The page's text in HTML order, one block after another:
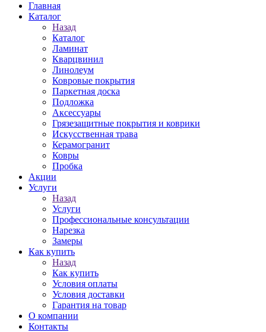
Главная
Каталог
Назад
Каталог
Ламинат
Кварцвинил
Линолеум
Ковровые покрытия
Паркетная доска
Подложка
Аксессуары
Грязезащитные покрытия и коврики
Искусственная трава
Керамогранит
Ковры
Пробка
Акции
Услуги
Назад
Услуги
Профессиональные консультации
Нарезка
Замеры
Как купить
Назад
Как купить
Условия оплаты
Условия доставки
Гарантия на товар
О компании
Контакты